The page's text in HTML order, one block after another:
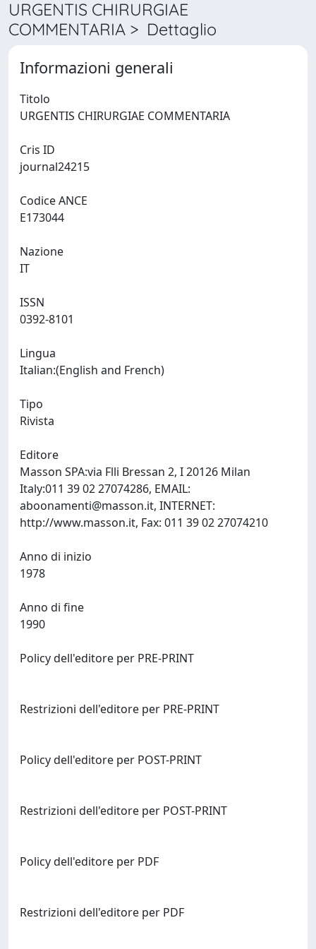
URGENTIS CHIRURGIAE
COMMENTARIA > Dettaglio
Informazioni generali
Titolo
Cris ID
Codice ANCE
Nazione
ISSN
Lingua
Tipo
Rivista
Editore
Masson SPA:via Flli Bressan 2, I 20126 Milan
Italy:011 39 02 27074286, EMAIL:
aboonamenti@masson.it, INTERNET:
Anno di inizio
Anno di fine
Policy dell'editore per PRE-PRINT
Restrizioni dell'editore per PRE-PRINT
Policy dell'editore per POST-PRINT
Restrizioni dell'editore per POST-PRINT
Policy dell'editore per PDF
Restrizioni dell'editore per PDF